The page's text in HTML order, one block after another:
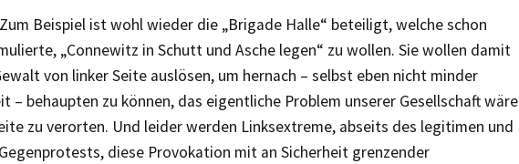
Beispiel ist wohl wieder die „Brigade Halle“ beteiligt, welche schon
„Connewitz in Schutt und Asche legen“ zu wollen. Sie wollen damit
von linker Seite auslösen, um hernach – selbst eben nicht minder
– behaupten zu können, das eigentliche Problem unserer Gesellschaft wäre
zu verorten. Und leider werden Linksextreme, abseits des legitimen und
diese Provokation mit an Sicherheit grenzender